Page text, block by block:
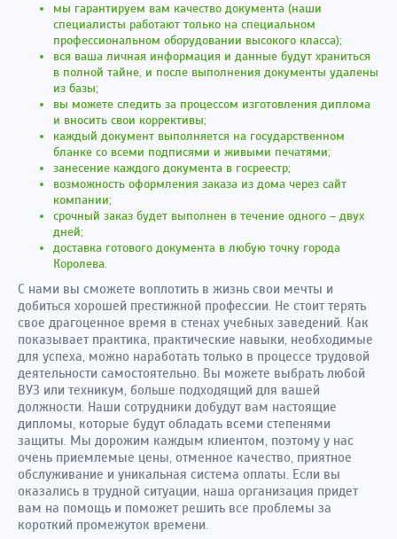
мы гарантируем вам качество документа (наши
специалисты работают только на специальном
профессиональном оборудовании высокого класса);
вся ваша личная информация и данные будут храниться
в полной тайне, и после выполнения документы удалены
из базы;
вы можете следить за процессом изготовления диплома
и вносить свои коррективы;
каждый документ выполняется на государственном
бланке со всеми подписями и живыми печатями;
занесение каждого документа в госреестр;
возможность оформления заказа из дома через сайт
компании;
срочный заказ будет выполнен в течение одного – двух
дней;
доставка готового документа в любую точку города
Королева.
С нами вы сможете воплотить в жизнь свои мечты и
добиться хорошей престижной профессии. Не стоит терять
свое драгоценное время в стенах учебных заведений. Как
показывает практика, практические навыки, необходимые
для успеха, можно наработать только в процессе трудовой
деятельности самостоятельно. Вы можете выбрать любой
ВУЗ или техникум, больше подходящий для вашей
должности. Наши сотрудники добудут вам настоящие
дипломы, которые будут обладать всеми степенями
защиты. Мы дорожим каждым клиентом, поэтому у нас
очень приемлемые цены, отменное качество, приятное
обслуживание и уникальная система оплаты. Если вы
оказались в трудной ситуации, наша организация придет
вам на помощь и поможет решить все проблемы за
короткий промежуток времени.